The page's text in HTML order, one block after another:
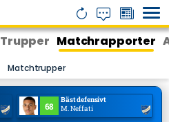
Trupper Matchrapporter
Matchtrupper
68
Bäst defensivt
M. Neffati